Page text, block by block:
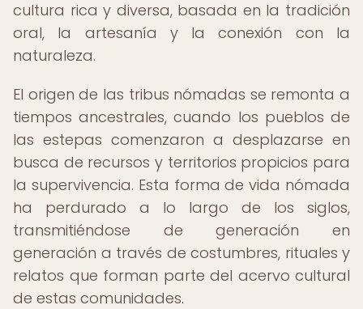
cultura rica y diversa, basada en la tradición
oral, la artesanía y la conexión con la
naturaleza.
El origen de las tribus nómadas se remonta a
tiempos ancestrales, cuando los pueblos de
las estepas comenzaron a desplazarse en
busca de recursos y territorios propicios para
la supervivencia. Esta forma de vida nómada
ha perdurado a lo largo de los siglos,
transmitiéndose de generación en
generación a través de costumbres, rituales y
relatos que forman parte del acervo cultural
de estas comunidades.